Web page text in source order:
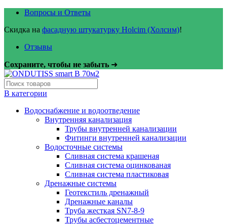
Вопросы и Ответы
Скидка на фасадную штукатурку Holcim (Холсим)!
Отзывы
Сохраните, чтобы не забыть ➜
В категории
Водоснабжение и водоотведение
Внутренняя канализация
Трубы внутренней канализации
Фитинги внутренней канализации
Водосточные системы
Сливная система крашеная
Сливная система оцинкованая
Сливная система пластиковая
Дренажные системы
Геотекстиль дренажный
Дренажные каналы
Труба жесткая SN7-8-9
Трубы асбестоцементные